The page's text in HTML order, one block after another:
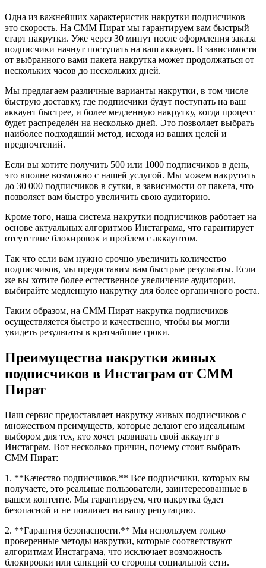
Одна из важнейших характеристик накрутки подписчиков —
это скорость. На СММ Пират мы гарантируем вам быстрый
старт накрутки. Уже через 30 минут после оформления заказа
подписчики начнут поступать на ваш аккаунт. В зависимости
от выбранного вами пакета накрутка может продолжаться от
нескольких часов до нескольких дней.
Мы предлагаем различные варианты накрутки, в том числе
быструю доставку, где подписчики будут поступать на ваш
аккаунт быстрее, и более медленную накрутку, когда процесс
будет распределён на несколько дней. Это позволяет выбрать
наиболее подходящий метод, исходя из ваших целей и
предпочтений.
Если вы хотите получить 500 или 1000 подписчиков в день,
это вполне возможно с нашей услугой. Мы можем накрутить
до 30 000 подписчиков в сутки, в зависимости от пакета, что
позволяет вам быстро увеличить свою аудиторию.
Кроме того, наша система накрутки подписчиков работает на
основе актуальных алгоритмов Инстаграма, что гарантирует
отсутствие блокировок и проблем с аккаунтом.
Так что если вам нужно срочно увеличить количество
подписчиков, мы предоставим вам быстрые результаты. Если
же вы хотите более естественное увеличение аудитории,
выбирайте медленную накрутку для более органичного роста.
Таким образом, на СММ Пират накрутка подписчиков
осуществляется быстро и качественно, чтобы вы могли
увидеть результаты в кратчайшие сроки.
Преимущества накрутки живых
подписчиков в Инстаграм от СММ
Пират
Наш сервис предоставляет накрутку живых подписчиков с
множеством преимуществ, которые делают его идеальным
выбором для тех, кто хочет развивать свой аккаунт в
Инстаграм. Вот несколько причин, почему стоит выбрать
СММ Пират:
1. **Качество подписчиков.** Все подписчики, которых вы
получаете, это реальные пользователи, заинтересованные в
вашем контенте. Мы гарантируем, что накрутка будет
безопасной и не повлияет на вашу репутацию.
2. **Гарантия безопасности.** Мы используем только
проверенные методы накрутки, которые соответствуют
алгоритмам Инстаграма, что исключает возможность
блокировки или санкций со стороны социальной сети.